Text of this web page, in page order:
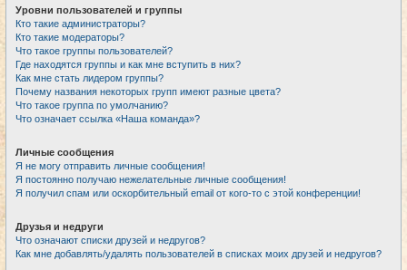
Уровни пользователей и группы
Кто такие администраторы?
Кто такие модераторы?
Что такое группы пользователей?
Где находятся группы и как мне вступить в них?
Как мне стать лидером группы?
Почему названия некоторых групп имеют разные цвета?
Что такое группа по умолчанию?
Что означает ссылка «Наша команда»?
Личные сообщения
Я не могу отправить личные сообщения!
Я постоянно получаю нежелательные личные сообщения!
Я получил спам или оскорбительный email от кого-то с этой конференции!
Друзья и недруги
Что означают списки друзей и недругов?
Как мне добавлять/удалять пользователей в списках моих друзей и недругов?